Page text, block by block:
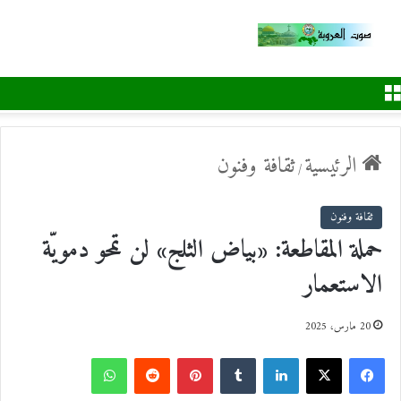
الرئيسية/ثقافة وفنون
ثقافة وفنون
حملة المقاطعة: «بياض الثلج» لن تمحو دمويّة
الاستعمار
20 مارس، 2025